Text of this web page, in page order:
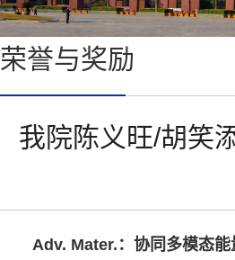
荣誉与奖励
我院陈义旺/胡笑
Adv. Mater. ：协同多模态